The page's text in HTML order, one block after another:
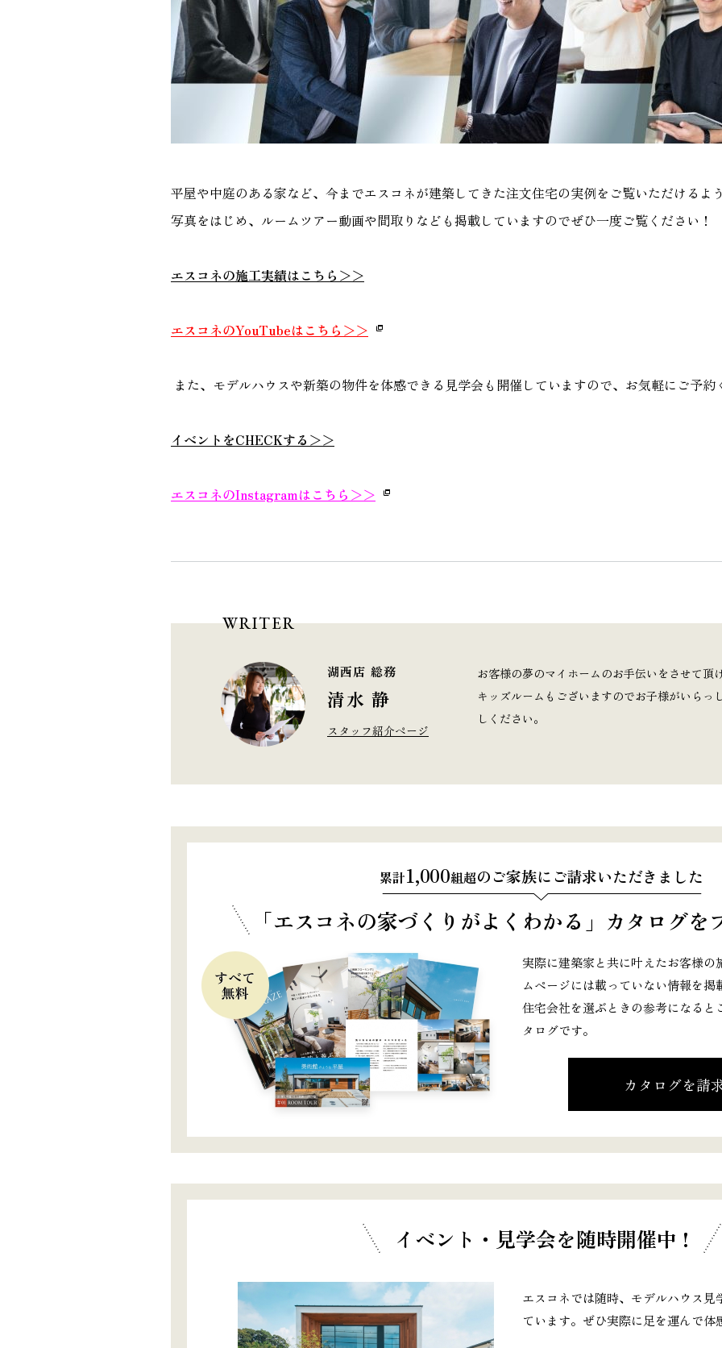
平屋や中庭のある家など、今までエスコネが建築してきた注文住宅の実例をご覧いただけるよ
写真をはじめ、ルームツアー動画や間取りなども掲載していますのでぜひ一度ご覧ください！
エスコネの施工実績はこちら＞＞
エスコネのYouTubeはこちら＞＞
また、モデルハウスや新築の物件を体感できる見学会も開催していますので、お気軽にご予約
イベントをCHECKする＞＞
エスコネのInstagramはこちら ＞＞
WRITER
湖西店 総務
清水 静
スタッフ紹介ページ
お客様の夢のマイホームのお手伝いをさせて頂
キッズルームもございますのでお子様がいらっ
しください。
累計1,000組超のご家族にご請求いただきました
「エスコネの家づくりがよくわかる」 カタログを
実際に建築家と共に叶えたお客様の
ムページには載っていない情報を掲
住宅会社を選ぶときの参考になると
タログです。
カタログを請
イベント・見学会を随時開催中 !
エスコネでは随時、モデルハウス見
ています。ぜひ実際に足を運んで体